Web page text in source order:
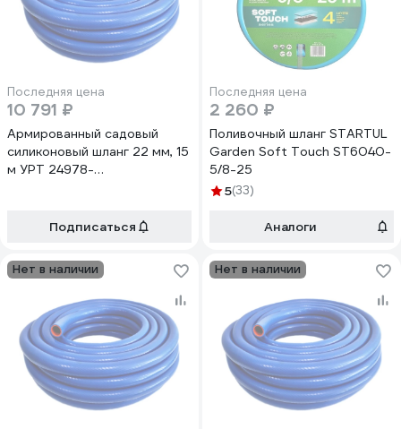
Последняя цена
10 791 ₽
Армированный садовый
силиконовый шланг 22 мм, 15
м УРТ 24978-
Подписаться
Последняя цена
2 260 ₽
Поливочный шланг STARTUL
Garden Soft Touch ST6040-
5/8-25
5(33)
Аналоги
Нет в наличии Нет в наличии